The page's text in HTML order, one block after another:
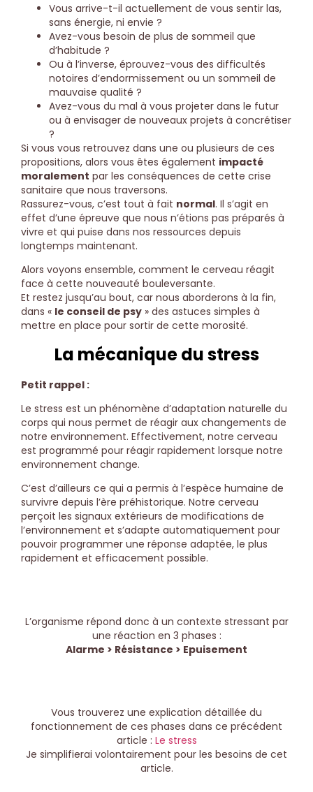
Vous arrive-t-il actuellement de vous sentir las,
sans énergie, ni envie ?
Avez-vous besoin de plus de sommeil que
d’habitude ?
Ou à l’inverse, éprouvez-vous des difficultés
notoires d’endormissement ou un sommeil de
mauvaise qualité ?
Avez-vous du mal à vous projeter dans le futur
ou à envisager de nouveaux projets à concrétiser
?
Si vous vous retrouvez dans une ou plusieurs de ces
propositions, alors vous êtes également impacté
moralement par les conséquences de cette crise
sanitaire que nous traversons.
Rassurez-vous, c’est tout à fait normal. Il s’agit en
effet d’une épreuve que nous n’étions pas préparés à
vivre et qui puise dans nos ressources depuis
longtemps maintenant.
Alors voyons ensemble, comment le cerveau réagit
face à cette nouveauté bouleversante.
Et restez jusqu’au bout, car nous aborderons à la fin,
dans « le conseil de psy » des astuces simples à
mettre en place pour sortir de cette morosité.
La mécanique du stress
Petit rappel :
Le stress est un phénomène d’adaptation naturelle du
corps qui nous permet de réagir aux changements de
notre environnement. Effectivement, notre cerveau
est programmé pour réagir rapidement lorsque notre
environnement change.
C’est d’ailleurs ce qui a permis à l’espèce humaine de
survivre depuis l’ère préhistorique. Notre cerveau
perçoit les signaux extérieurs de modifications de
l’environnement et s’adapte automatiquement pour
pouvoir programmer une réponse adaptée, le plus
rapidement et efficacement possible.
L’organisme répond donc à un contexte stressant par
une réaction en 3 phases :
Alarme > Résistance > Epuisement
Vous trouverez une explication détaillée du
fonctionnement de ces phases dans ce précédent
article : Le stress
Je simplifierai volontairement pour les besoins de cet
article.